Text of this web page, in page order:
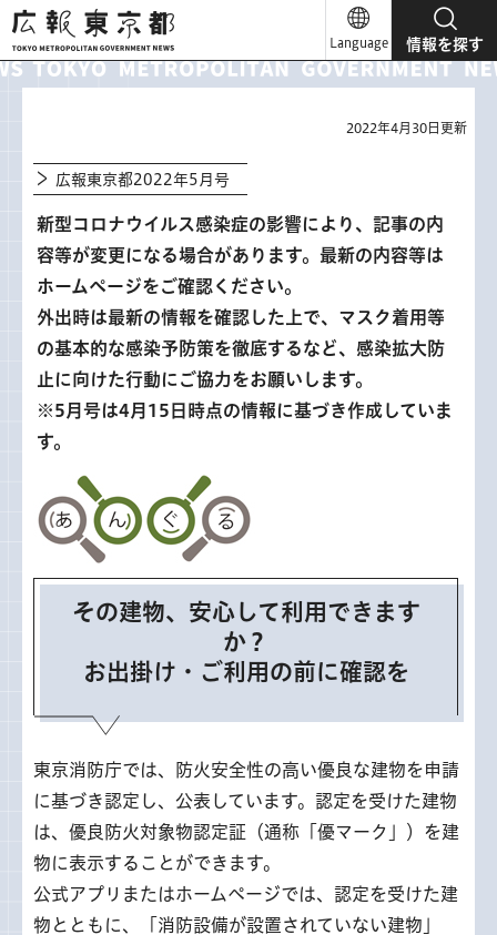
広報東京都
Language 情報を探す
2022年4月30日更新
広報東京都2022年5月号
新型コロナウイルス感染症の影響により、記事の内
容等が変更になる場合があります。最新の内容等は
ホームページをご確認ください。
外出時は最新の情報を確認した上で、マスク着用等
の基本的な感染予防策を徹底するなど、感染拡大防
止に向けた行動にご協力をお願いします。
※5月号は4月15日時点の情報に基づき作成していま
す。
その建物、安心して利用できます
か？
お出掛け・ご利用の前に確認を
東京消防庁では、防火安全性の高い優良な建物を申請
に基づき認定し、公表しています。認定を受けた建物
は、優良防火対象物認定証（通称「優マーク」）を建
物に表示することができます。
公式アプリまたはホームページでは、認定を受けた建
物とともに、「消防設備が設置されていない建物」